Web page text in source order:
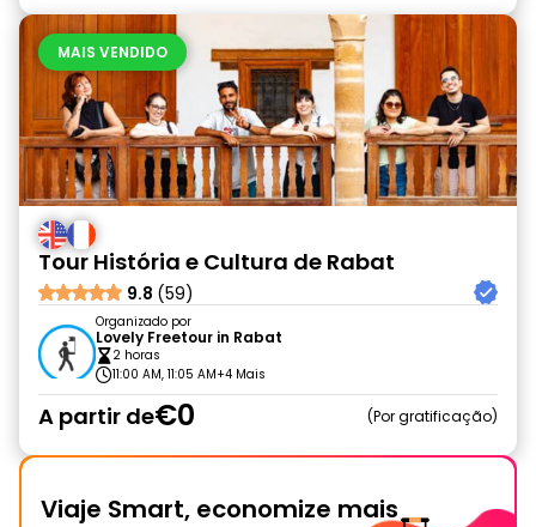
MAIS VENDIDO
Tour História e Cultura de Rabat
9.8 (59)
Organizado por
Lovely Freetour in Rabat
2 horas
11:00 AM, 11:05 AM+4 Mais
A partir de€0 Por gratificação
Viaje Smart, economize mais